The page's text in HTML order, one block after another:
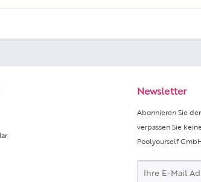
Newsletter
Abonnieren Sie
verpassen Sie
Poolyourself